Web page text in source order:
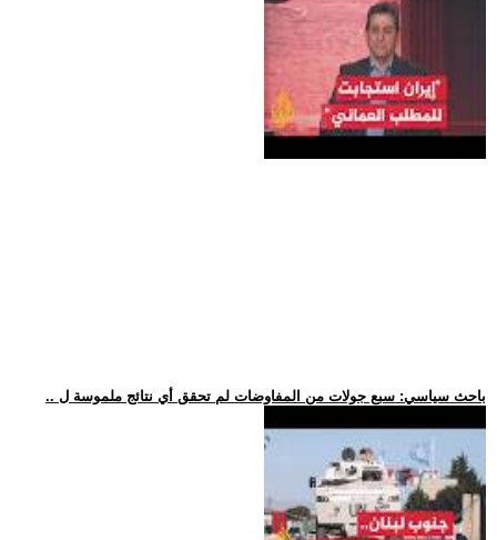
.. باحث سياسي: سبع جولات من المفاوضات لم تحقق أي نتائج ملموسة ل